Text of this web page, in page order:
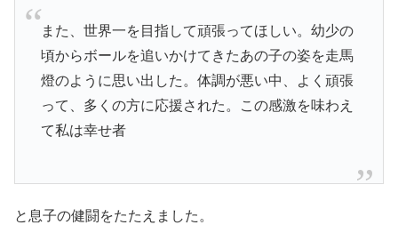
また、世界一を目指して頑張ってほしい。幼少の
頃からボールを追いかけてきたあの子の姿を走馬
燈のように思い出した。体調が悪い中、よく頑張
って、多くの方に応援された。この感激を味わえ
て私は幸せ者
と息子の健闘をたたえました。